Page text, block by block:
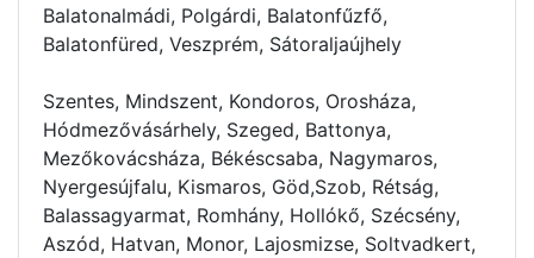
Balatonalmádi, Polgárdi, Balatonfűzfő,
Balatonfüred, Veszprém, Sátoraljaújhely
Szentes, Mindszent, Kondoros, Orosháza,
Hódmezővásárhely, Szeged, Battonya,
Mezőkovácsháza, Békéscsaba, Nagymaros,
Nyergesújfalu, Kismaros, Göd,Szob, Rétság,
Balassagyarmat, Romhány, Hollókő, Szécsény,
Aszód, Hatvan, Monor, Lajosmizse, Soltvadkert,